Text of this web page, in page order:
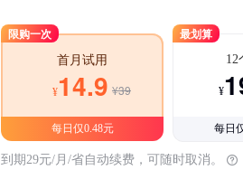
限购一次
首月试用
¥14.9 ¥39
每日仅0.48元
最划算
12
¥
每日
到期29元/月/省自动续费，可随时取消。